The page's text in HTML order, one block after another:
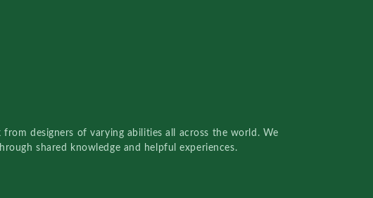
designers of varying abilities all across the world. We
shared knowledge and helpful experiences.